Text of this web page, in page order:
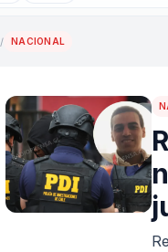
/ NACIONAL